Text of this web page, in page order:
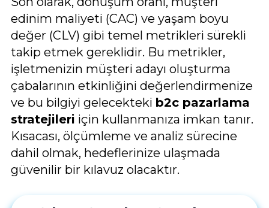
edinim maliyeti (CAC) ve yaşam boyu
değer (CLV) gibi temel metrikleri sürekli
takip etmek gereklidir. Bu metrikler,
işletmenizin müşteri adayı oluşturma
çabalarının etkinliğini değerlendirmenize
ve bu bilgiyi gelecekteki b2c pazarlama
stratejileri için kullanmanıza imkan tanır.
Kısacası, ölçümleme ve analiz sürecine
dahil olmak, hedeflerinize ulaşmada
güvenilir bir kılavuz olacaktır.